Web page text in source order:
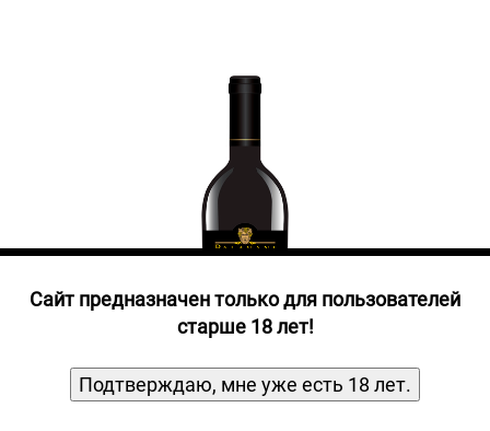
Cайт предназначен только для пользователей
старше 18 лет!
Подтверждаю, мне уже есть 18 лет.